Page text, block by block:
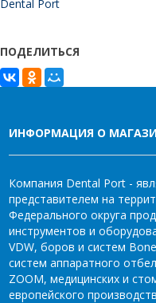
Dental Port
ПОДЕЛИТЬСЯ
ИНФОРМАЦИЯ О
Компания Dental Port -
представителем на
Федерального округа
инструментов и
VDW, боров и систем
систем аппаратного
ZOOM, медицинских и
европейского